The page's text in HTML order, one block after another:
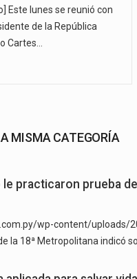
Este lunes se reunió con
de la República
Cartes…
MISMA CATEGORÍA
practicaron prueba
wp-content/uploads/
la 18ª Metropolitana indicó